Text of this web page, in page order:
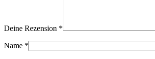
Deine Rezension *
Name *